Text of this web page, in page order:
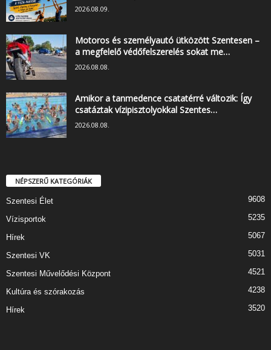
2026.08.09.
Motoros és személyautó ütközött Szentesen –
a megfelelő védőfelszerelés sokat me…
2026.08.08.
Amikor a tanmedence csatatérré változik: Így
csatáztak vízipisztolyokkal Szentes…
2026.08.08.
NÉPSZERŰ KATEGÓRIÁK
Szentesi Élet 9608
Vízisportok 5235
Hírek 5067
Szentesi VK 5031
Szentesi Művelődési Központ 4521
Kultúra és szórakozás 4238
Hírek 3520